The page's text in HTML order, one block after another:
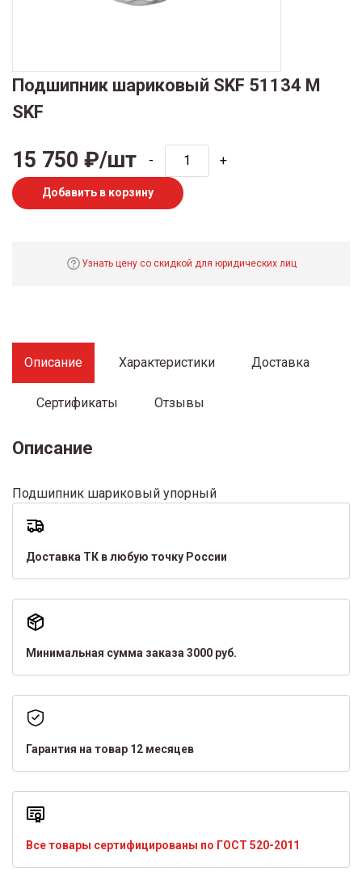
Подшипник шариковый SKF 51134 M
SKF
15 750 ₽/шт - +
Добавить в корзину
Узнать цену со скидкой для юридических лиц
Описание Характеристики Доставка
Сертификаты Отзывы
Описание
Подшипник шариковый упорный
Доставка ТК в любую точку России
Минимальная сумма заказа 3000 руб.
Гарантия на товар 12 месяцев
Все товары сертифицированы по ГОСТ 520-2011